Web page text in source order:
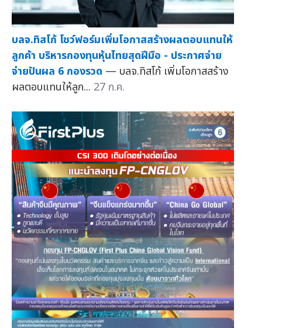
บลจ.ทิสโก้ โชว์ฟอร์มเพิ่มโอกาสสร้างผลตอบแทนให้
ลูกค้า บริหารกองทุนหุ้นไทยสุดฝีมือ - ประกาศจ่าย
จ่ายปันผล 6 กองรวด — บลจ.ทิสโก้ เพิ่มโอกาสสร้าง
ผลตอบแทนให้ลูก... 27 ก.ค.